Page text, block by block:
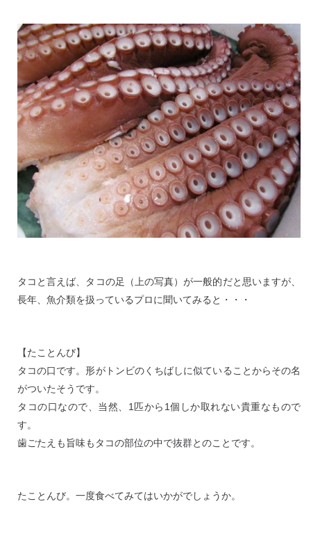
タコと言えば、タコの足（上の写真）が一般的だと思いますが、
長年、魚介類を扱っているプロに聞いてみると・・・
【たことんび】
タコの口です。形がトンビのくちばしに似ていることからその名
がついたそうです。
タコの口なので、当然、1匹から1個しか取れない貴重なもので
す。
歯ごたえも旨味もタコの部位の中で抜群とのことです。
たことんび。一度食べてみてはいかがでしょうか。